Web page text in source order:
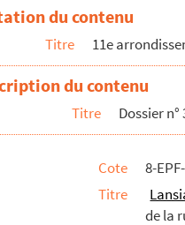
du contenu
Titre 11e
du contenu
Titre Dossier n°
Cote
8-
Titre
de la